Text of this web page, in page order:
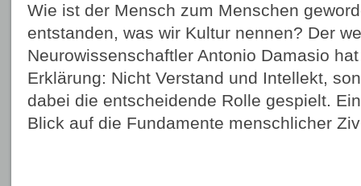
Wie ist der Mensch zum Menschen
entstanden, was wir Kultur nennen? Der
Neurowissenschaftler Antonio Damasio
Erklärung: Nicht Verstand und Intellekt,
dabei die entscheidende Rolle gespielt.
Blick auf die Fundamente menschlicher